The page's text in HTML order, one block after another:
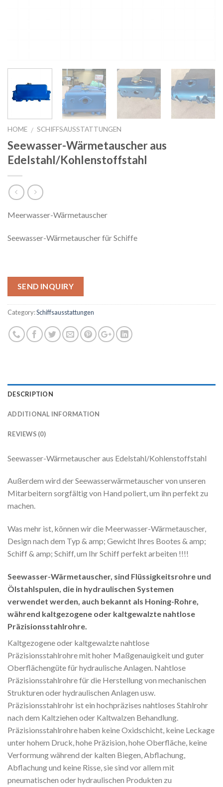
HOME / SCHIFFSAUSSTATTUNGEN
Seewasser-Wärmetauscher aus
Edelstahl/Kohlenstoffstahl
Meerwasser-Wärmetauscher
Seewasser-Wärmetauscher für Schiffe
SEND INQUIRY
Category:Schiffsausstattungen
DESCRIPTION
ADDITIONAL INFORMATION
REVIEWS (0)
Seewasser-Wärmetauscher aus Edelstahl/Kohlenstoffstahl
Außerdem wird der Seewasserwärmetauscher von unseren
Mitarbeitern sorgfältig von Hand poliert, um ihn perfekt zu
machen.
Was mehr ist, können wir die Meerwasser-Wärmetauscher,
Design nach dem Typ & amp; Gewicht Ihres Bootes & amp;
Schiff & amp; Schiff, um Ihr Schiff perfekt arbeiten !!!!
Seewasser-Wärmetauscher, sind Flüssigkeitsrohre und
Ölstahlspulen, die in hydraulischen Systemen
verwendet werden, auch bekannt als Honing-Rohre,
während kaltgezogene oder kaltgewalzte nahtlose
Präzisionsstahlrohre.
Kaltgezogene oder kaltgewalzte nahtlose
Präzisionsstahlrohre mit hoher Maßgenauigkeit und guter
Oberflächengüte für hydraulische Anlagen. Nahtlose
Präzisionsstahlrohre für die Herstellung von mechanischen
Strukturen oder hydraulischen Anlagen usw.
Präzisionsstahlrohr ist ein hochpräzises nahtloses Stahlrohr
nach dem Kaltziehen oder Kaltwalzen Behandlung.
Präzisionsstahlrohre haben keine Oxidschicht, keine Leckage
unter hohem Druck, hohe Präzision, hohe Oberfläche, keine
Verformung während der kalten Biegen, Abflachung,
Abflachung und keine Risse, sie sind vor allem mit
pneumatischen oder hydraulischen Produkten zu